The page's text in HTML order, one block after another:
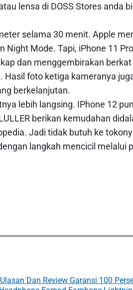
lensa di DOSS Stores anda
selama 30 menit. Apple
Mode. Tapi, iPhone 11
dan menggembirakan
foto ketiga kameranya
berkelanjutan.
lebih langsing. IPhone 12
berikan kemudahan
Jadi tidak butuh ke
langkah mencicil melalui
Ulasan Dan Review Garansi 100